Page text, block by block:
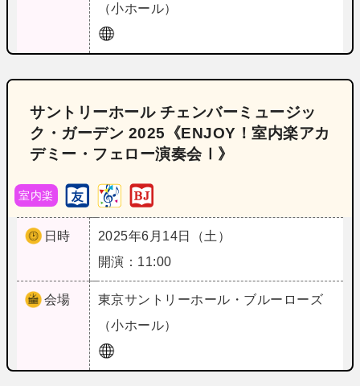
（小ホール）
サントリーホール チェンバーミュージッ
ク・ガーデン 2025《ENJOY！室内楽アカ
デミー・フェロー演奏会Ⅰ》
室内楽
日時
2025年6月14日（土）
開演：11:00
会場 東京サントリーホール・ブルーローズ
（小ホール）